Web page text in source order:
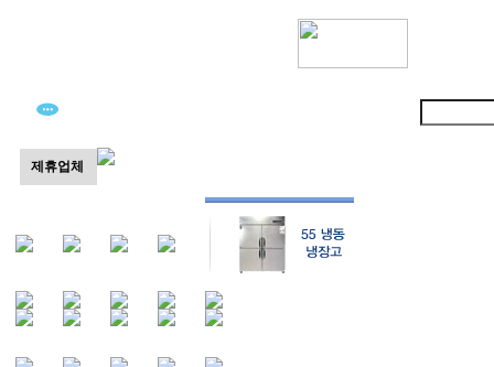
25 직냉식 기존 870,000원
45 직냉식 기존 1,210,000원
제휴업체